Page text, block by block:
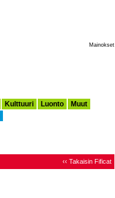
Mainokset
Kulttuuri Luonto
Muut
‹‹ Takaisin Fificat